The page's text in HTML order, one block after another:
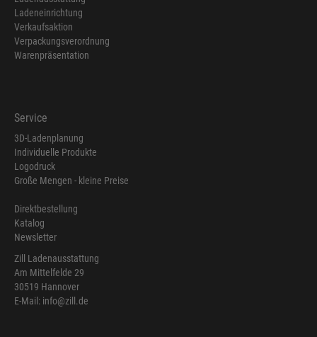
Ladeneinrichtung
Verkaufsaktion
Verpackungsverordnung
Warenpräsentation
Service
3D-Ladenplanung
Individuelle Produkte
Logodruck
Große Mengen - kleine Preise
Direktbestellung
Katalog
Newsletter
Zill Ladenausstattung
Am Mittelfelde 29
30519 Hannover
E-Mail: info@zill.de